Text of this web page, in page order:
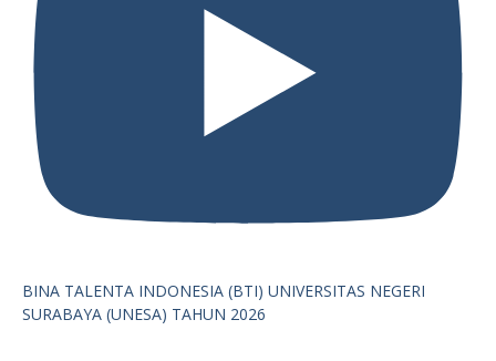
BINA TALENTA INDONESIA (BTI) UNIVERSITAS NEGERI
SURABAYA (UNESA) TAHUN 2026